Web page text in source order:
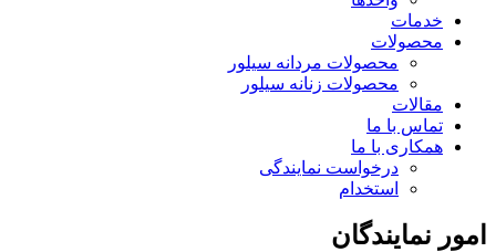
خدمات
محصولات
محصولات مردانه سیلور
محصولات زنانه سیلور
مقالات
تماس با ما
همکاری با ما
درخواست نمایندگی
استخدام
امور نمایندگان